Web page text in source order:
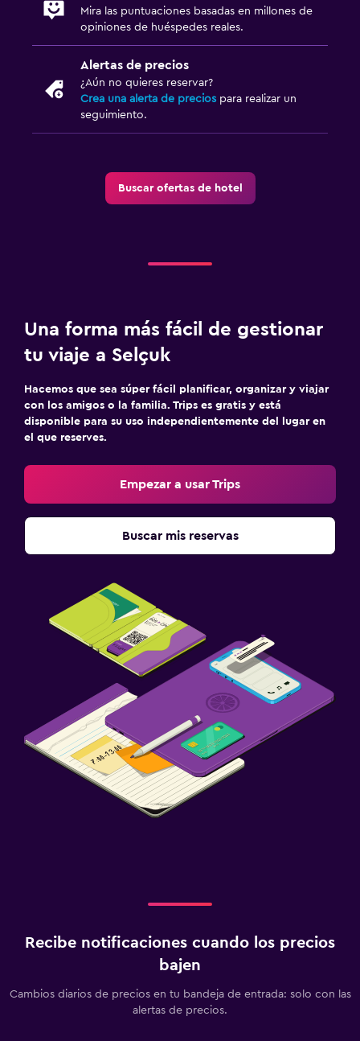
Mira las puntuaciones basadas en millones de
opiniones de huéspedes reales.
Alertas de precios
¿Aún no quieres reservar?
Crea una alerta de precios para realizar un
seguimiento.
Buscar ofertas de hotel
Una forma más fácil de gestionar
tu viaje a Selçuk
Hacemos que sea súper fácil planificar, organizar y viajar
con los amigos o la familia. Trips es gratis y está
disponible para su uso independientemente del lugar en
el que reserves.
Empezar a usar Trips
Buscar mis reservas
Recibe notificaciones cuando los precios
bajen
Cambios diarios de precios en tu bandeja de entrada: solo con las
alertas de precios.